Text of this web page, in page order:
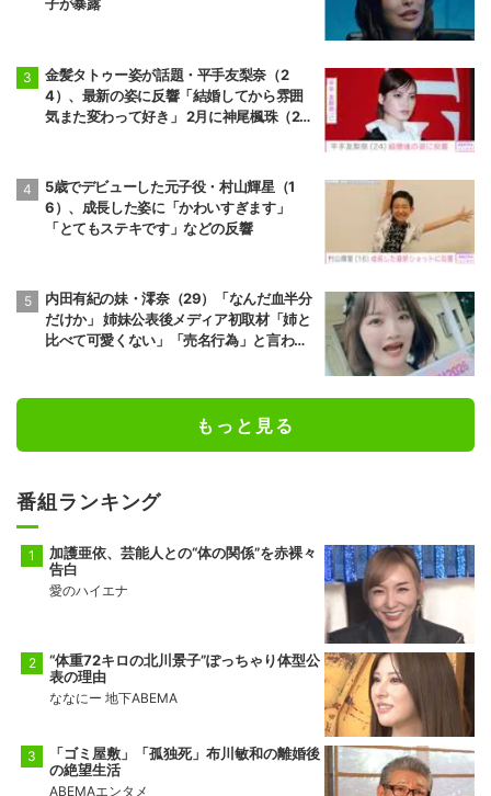
子が暴露
金髪タトゥー姿が話題・平手友梨奈（2
4）、最新の姿に反響「結婚してから雰囲
気また変わって好き」 2月に神尾楓珠（2
5歳でデビューした元子役・村山輝星（1
6）、成長した姿に「かわいすぎます」
「とてもステキです」などの反響
内田有紀の妹・澪奈（29）「なんだ血半分
だけか」 姉妹公表後メディア初取材「姉と
比べて可愛くない」「売名行為」と言われ
もっと見る
番組ランキング
加護亜依、芸能人との“体の関係”を赤裸々
告白
愛のハイエナ
“体重72キロの北川景子”ぽっちゃり体型公
表の理由
ななにー 地下ABEMA
「ゴミ屋敷」「孤独死」布川敏和の離婚後
の絶望生活
ABEMAエンタメ